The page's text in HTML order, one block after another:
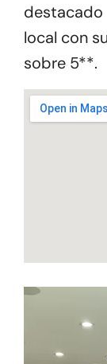
destacado
local con
sobre 5**.